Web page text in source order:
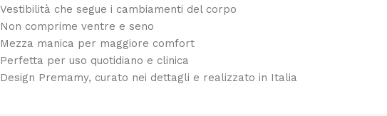
Vestibilità che segue i cambiamenti del corpo
Non comprime ventre e seno
Mezza manica per maggiore comfort
Perfetta per uso quotidiano e clinica
Design Premamy, curato nei dettagli e realizzato in Italia